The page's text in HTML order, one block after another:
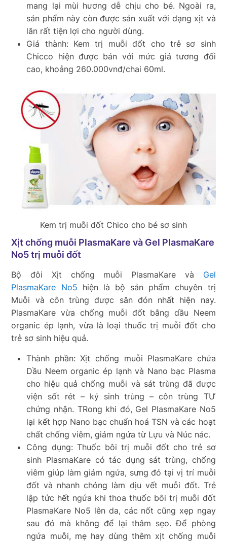
mang lại mùi hương dễ chịu cho bé. Ngoài ra,
sản phẩm này còn được sản xuất với dạng xịt và
lăn rất tiện lợi cho người dùng.
Giá thành: Kem trị muỗi đốt cho trẻ sơ sinh
Chicco hiện được bán với mức giá tương đối
cao, khoảng 260.000vnđ/chai 60ml.
Kem trị muỗi đốt Chico cho bé sơ sinh
Xịt chống muỗi PlasmaKare và Gel PlasmaKare
No5 trị muỗi đốt
Bộ đôi Xịt chống muỗi PlasmaKare và Gel
PlasmaKare No5 hiện là bộ sản phẩm chuyên trị
Muỗi và côn trùng được săn đón nhất hiện nay.
PlasmaKare vừa chống muỗi đốt bằng dầu Neem
organic ép lạnh, vừa là loại thuốc trị muỗi đốt cho
trẻ sơ sinh hiệu quả.
Thành phần: Xịt chống muỗi PlasmaKare chứa
Dầu Neem organic ép lạnh và Nano bạc Plasma
cho hiệu quả chống muỗi và sát trùng đã được
viện sốt rét – ký sinh trùng – côn trùng TƯ
chứng nhận. TRong khi đó, Gel PlasmaKare No5
lại kết hợp Nano bạc chuẩn hoá TSN và các hoạt
chất chống viêm, giảm ngứa từ Lựu và Núc nác.
Công dụng: Thuốc bôi trị muỗi đốt cho trẻ sơ
sinh PlasmaKare có tác dụng sát trùng, chống
viêm giúp làm giảm ngứa, sưng đỏ tại vị trí muỗi
đốt và nhanh chóng làm dịu vết muỗi đốt. Trẻ
lập tức hết ngứa khi thoa thuốc bôi trị muỗi đốt
PlasmaKare No5 lên da, các nốt cũng xẹp ngay
sau đó mà không để lại thâm sẹo. Để phòng
ngứa muỗi, mẹ hay dùng thêm xịt chống muỗi